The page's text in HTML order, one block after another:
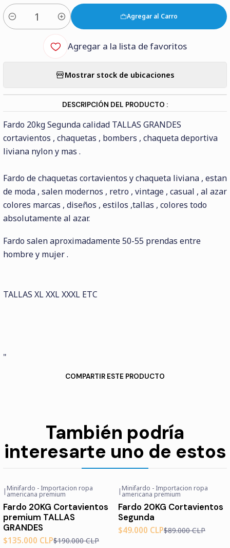
Cantidad
Agregar al Carro
Agregar a la lista de favoritos
Mostrar stock de ubicaciones
DESCRIPCIÓN DEL PRODUCTO :
Fardo 20kg Segunda calidad TALLAS GRANDES
cortavientos , chaquetas , bombers , chaqueta deportiva
liviana nylon y mas .
Fardo de chaquetas cortavientos y chaqueta liviana , estan
de moda , salen modernos , retro , vintage , casual , al azar
colores marcas , diseños , estilos ,tallas , colores todo
absolutamente al azar.
Fardo salen aproximadamente 50-55 prendas entre
hombre y mujer .
TALLAS XL XXL XXXL ETC
"
COMPARTIR ESTE PRODUCTO
También podría
interesarte uno de estos
-29%OFF
| Minifardo - Importacion ropa
americana premium
Fardo 20KG Cortavientos
premium TALLAS
GRANDES
$135.000 CLP$190.000 CLP
-45%OFF
Agotado
| Minifardo - Importacion ropa
americana premium
Fardo 20KG Cortavientos
Segunda
$49.000 CLP$89.000 CLP